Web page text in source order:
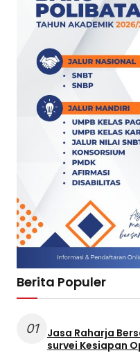
Berita Populer
01
Jasa Raharja
survei Kesiapan